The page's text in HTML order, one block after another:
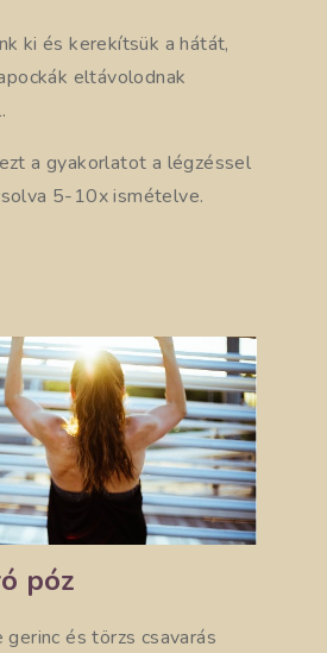
ki és kerekítsük a hátát,
eltávolodnak
a gyakorlatot a légzéssel
5-10x ismételve.
póz
gerinc és törzs csavarás